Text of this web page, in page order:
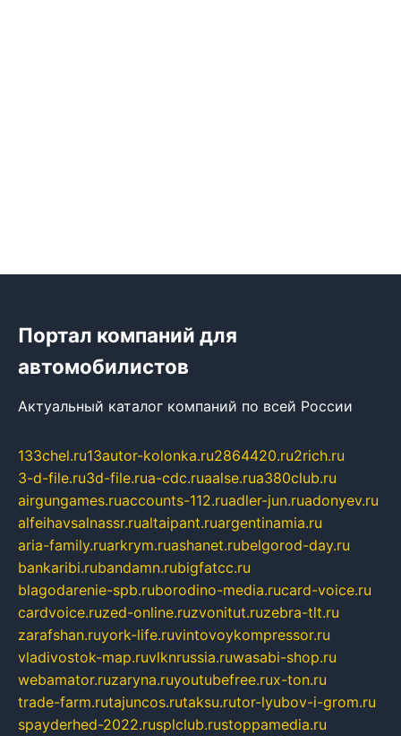
Портал компаний для
автомобилистов
Актуальный каталог компаний по всей России
133chel.ru13autor-kolonka.ru2864420.ru2rich.ru
3-d-file.ru3d-file.rua-cdc.ruaalse.rua380club.ru
airgungames.ruaccounts-112.ruadler-jun.ruadonyev.ru
alfeihavsalnassr.rualtaipant.ruargentinamia.ru
aria-family.ruarkrym.ruashanet.rubelgorod-day.ru
bankaribi.rubandamn.rubigfatcc.ru
blagodarenie-spb.ruborodino-media.rucard-voice.ru
cardvoice.ruzed-online.ruzvonitut.ruzebra-tlt.ru
zarafshan.ruyork-life.ruvintovoykompressor.ru
vladivostok-map.ruvlknrussia.ruwasabi-shop.ru
webamator.ruzaryna.ruyoutubefree.rux-ton.ru
trade-farm.rutajuncos.rutaksu.rutor-lyubov-i-grom.ru
spayderhed-2022.rusplclub.rustoppamedia.ru